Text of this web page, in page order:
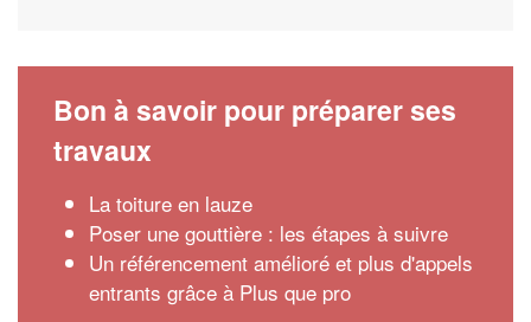
Bon à savoir pour préparer ses
travaux
La toiture en lauze
Poser une gouttière : les étapes à suivre
Un référencement amélioré et plus d'appels
entrants grâce à Plus que pro